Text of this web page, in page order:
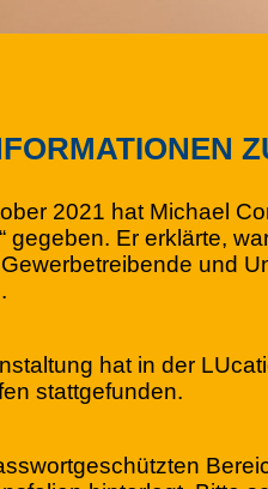
2021 hat Michael
gegeben. Er erklärte,
und
hat in der
stattgefunden.